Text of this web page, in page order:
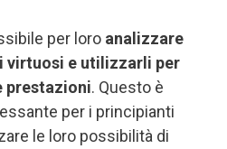
per loro analizzare
virtuosi e utilizzarli per
prestazioni. Questo è
per i principianti
le loro possibilità di